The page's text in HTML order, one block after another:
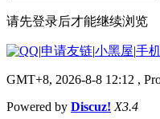
请先登录后才能继续浏览
|申请友链|小黑屋|手
GMT+8, 2026-8-8 12:12 ,
Powered by Discuz! X3.4